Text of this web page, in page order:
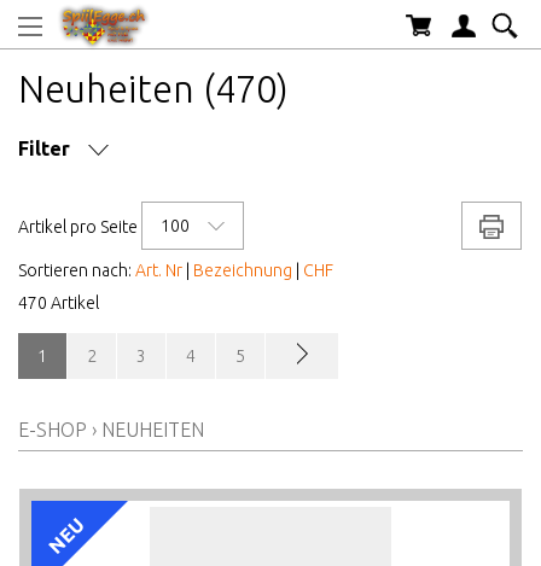
Neuheiten (470)
Filter
ANZAHL SPIELER
ALTER AB
PREIS VON BIS
Artikel pro Seite 100
Sortieren nach: Art. Nr Bezeichnung
CHF
470 Artikel
1 2 3 4 5
E-SHOP › NEUHEITEN
NEU